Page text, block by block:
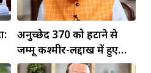
अनुच्छेद 370 को हटाने से
जम्मू कश्मीर-लद्दाख में हुए
व्यापक बदलाव: PM मोदी